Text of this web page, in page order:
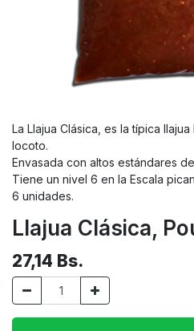
La Llajua Clásica, es la típica
locoto.
Envasada con altos estándares
Tiene un nivel 6 en la Escala
6 unidades.
Llajua Clásica,
27,14 Bs.